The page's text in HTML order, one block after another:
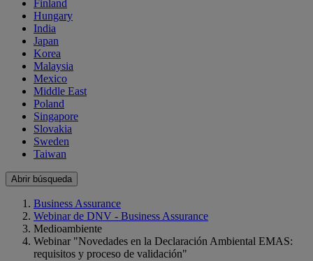
Finland
Hungary
India
Japan
Korea
Malaysia
Mexico
Middle East
Poland
Singapore
Slovakia
Sweden
Taiwan
Abrir búsqueda
Business Assurance
Webinar de DNV - Business Assurance
Medioambiente
Webinar "Novedades en la Declaración Ambiental EMAS:
requisitos y proceso de validación"